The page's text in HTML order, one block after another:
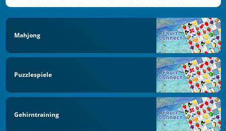
Mahjong
Puzzlespiele
Gehirntraining